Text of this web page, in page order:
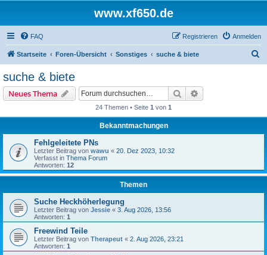
www.xf650.de
FAQ Anmelden
Registrieren
Startseite Foren-Übersicht Sonstiges suche & biete
suche & biete
Neues Thema Suche
24 Themen • Seite 1 von 1
Bekanntmachungen
Fehlgeleitete PNs
Letzter Beitrag von wawu « 20. Dez 2023, 10:32
Verfasst in Thema Forum
Antworten: 12
Themen
Suche Heckhöherlegung
Letzter Beitrag von Jessie « 3. Aug 2026, 13:56
Antworten: 1
Freewind Teile
Letzter Beitrag von Therapeut « 2. Aug 2026, 23:21
Antworten: 1